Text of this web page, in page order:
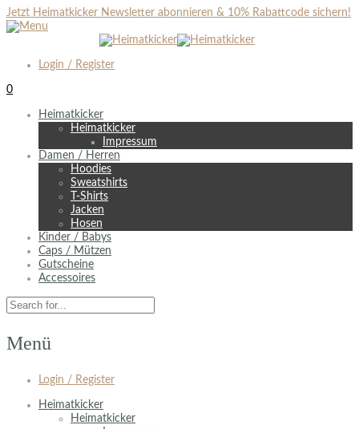
Jetzt Heimatkicker Newsletter abonnieren & 10% Rabattcode sichern!
Login / Register
0
Heimatkicker
Heimatkicker
Impressum
Damen / Herren
Hoodies
Sweatshirts
T-Shirts
Jacken
Hosen
Kinder / Babys
Caps / Mützen
Gutscheine
Accessoires
Menü
Login / Register
Heimatkicker
Heimatkicker